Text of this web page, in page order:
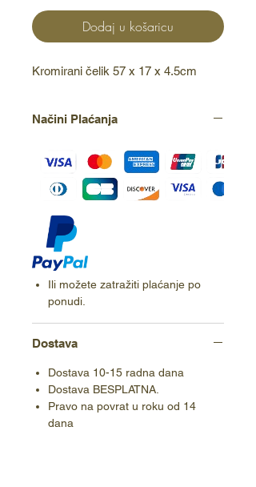
Dodaj u košaricu
Kromirani čelik 57 x 17 x 4.5cm
Načini Plaćanja
Ili možete zatražiti plaćanje po
ponudi.
Dostava
Dostava 10-15 radna dana
Dostava BESPLATNA.
Pravo na povrat u roku od 14
dana